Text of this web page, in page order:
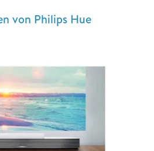
von Philips Hue